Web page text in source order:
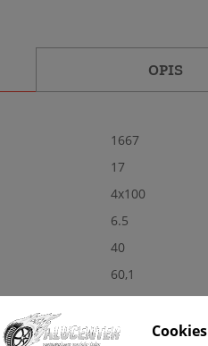
OPIS
1667
17
4x100
6.5
40
60,1
Tak
Nowe
Cookies